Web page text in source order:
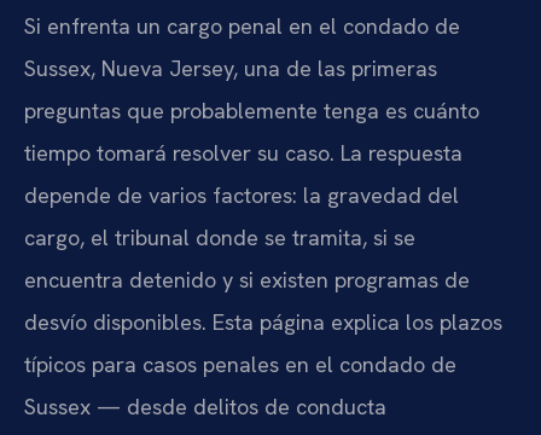
Si enfrenta un cargo penal en el condado de
Sussex, Nueva Jersey, una de las primeras
preguntas que probablemente tenga es cuánto
tiempo tomará resolver su caso. La respuesta
depende de varios factores: la gravedad del
cargo, el tribunal donde se tramita, si se
encuentra detenido y si existen programas de
desvío disponibles. Esta página explica los plazos
típicos para casos penales en el condado de
Sussex — desde delitos de conducta